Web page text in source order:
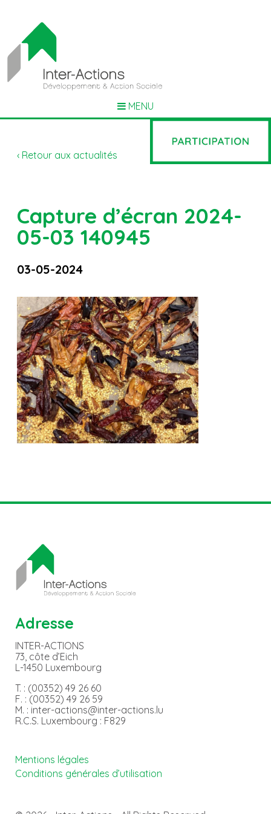
MENU
‹ Retour aux actualités
Capture d’écran 2024-
05-03 140945
03-05-2024
Adresse
INTER-ACTIONS
73, côte d’Eich
L-1450 Luxembourg
T. : (00352) 49 26 60
F. : (00352) 49 26 59
M. : inter-actions@inter-actions.lu
R.C.S. Luxembourg : F829
Mentions légales
Conditions générales d’utilisation